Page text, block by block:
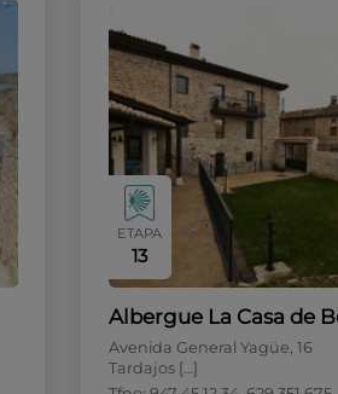
ETAPA
13
Albergue La Casa de
Avenida General Yagüe, 16
Tardajos […]